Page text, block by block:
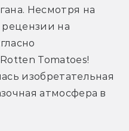
Несмотря на
на
Tomatoes!
изобретательная
атмосфера в